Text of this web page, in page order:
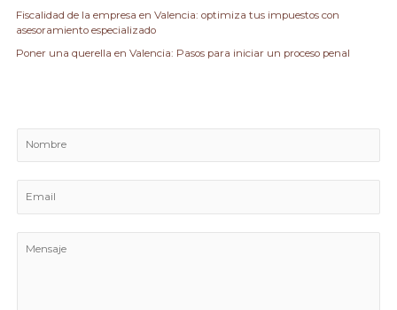
Fiscalidad de la empresa en Valencia: optimiza tus impuestos con
asesoramiento especializado
Poner una querella en Valencia: Pasos para iniciar un proceso penal
m
r
a